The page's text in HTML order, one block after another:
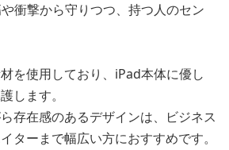
衝撃から守りつつ、持つ人のセン
を使用しており、iPad本体に優し
します。
存在感のあるデザインは、ビジネス
ターまで幅広い方におすすめです。